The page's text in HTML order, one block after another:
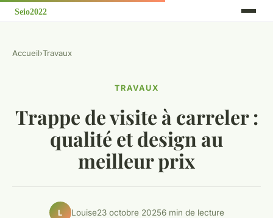
Accueil›Travaux
TRAVAUX
Trappe de visite à carreler :
qualité et design au
meilleur prix
L Louise23 octobre 20256 min de lecture